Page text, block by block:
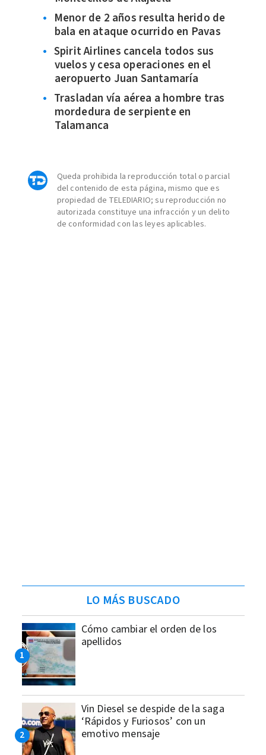
Menor de 2 años resulta herido de
bala en ataque ocurrido en Pavas
Spirit Airlines cancela todos sus
vuelos y cesa operaciones en el
aeropuerto Juan Santamaría
Trasladan vía aérea a hombre tras
mordedura de serpiente en
Talamanca
Queda prohibida la reproducción total o parcial
del contenido de esta página, mismo que es
propiedad de TELEDIARIO; su reproducción no
autorizada constituye una infracción y un delito
de conformidad con las leyes aplicables.
LO MÁS BUSCADO
Cómo cambiar el orden de los
apellidos
Vin Diesel se despide de la saga
‘Rápidos y Furiosos’ con un
emotivo mensaje